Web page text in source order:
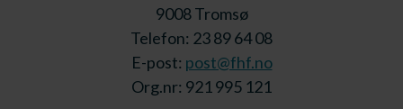
9008 Tromsø
Telefon: 23 89 64 08
E-post: post@fhf.no
Org.nr: 921 995 121